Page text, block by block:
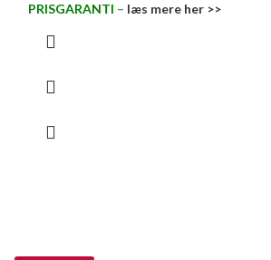
PRISGARANTI – læs mere her >>